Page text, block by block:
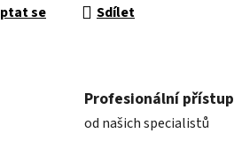
se Sdílet
Profesionální přístup
od našich specialistů